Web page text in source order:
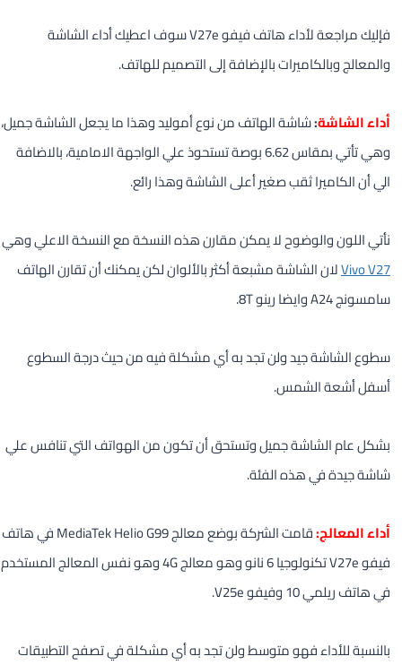
فإليك مراجعة لأداء هاتف فيفو V27e سوف اعطيك أداء الشاشة
والمعالج وبالكاميرات بالإضافة إلى التصميم للهاتف.
أداء الشاشة:شاشة الهاتف من نوع أموليد وهذا ما يجعل الشاشة جميل،
وهي تأتي بمقاس 6.62 بوصة تستحوذ علي الواجهة الامامية، بالاضافة
الي أن الكاميرا ثقب صغير أعلى الشاشة وهذا رائع.
نأتي اللون والوضوح لا يمكن مقارن هذه النسخة مع النسخة الاعلي وهي
Vivo V27لان الشاشة مشبعة أكثر بالألوان لكن يمكنك أن تقارن الهاتف
سامسونج A24 وايضا رينو 8T.
سطوع الشاشة جيد ولن تجد به أي مشكلة فيه من حيث درجة السطوع
أسفل أشعة الشمس.
بشكل عام الشاشة جميل وتستحق أن تكون من الهواتف التي تنافس علي
شاشة جيدة في هذه الفئة.
أداء المعالج:
قامت الشركة بوضع معالج MediaTek Helio G99 في هاتف
فيفو V27e تكنولوجيا 6 نانو وهو معالج 4G وهو نفس المعالج المستخدم
في هاتف ريلمي 10 وفيفو V25e.
بالنسبة للأداء فهو متوسط ولن تجد به أي مشكلة في تصفح التطبيقات